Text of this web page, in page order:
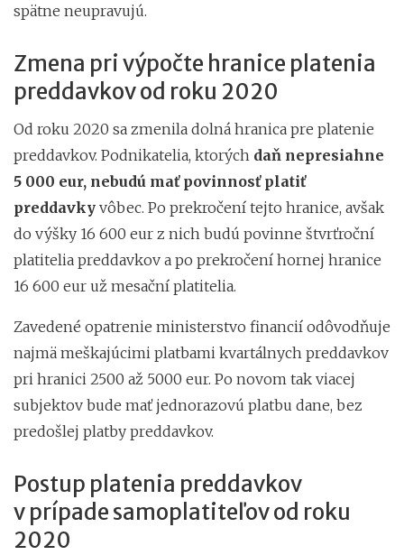
spätne neupravujú.
Zmena pri výpočte hranice platenia
preddavkov od roku 2020
Od roku 2020 sa zmenila dolná hranica pre platenie
preddavkov. Podnikatelia, ktorých daň nepresiahne
5 000 eur, nebudú mať povinnosť platiť
preddavky vôbec. Po prekročení tejto hranice, avšak
do výšky 16 600 eur z nich budú povinne štvrťroční
platitelia preddavkov a po prekročení hornej hranice
16 600 eur už mesační platitelia.
Zavedené opatrenie ministerstvo financií odôvodňuje
najmä meškajúcimi platbami kvartálnych preddavkov
pri hranici 2500 až 5000 eur. Po novom tak viacej
subjektov bude mať jednorazovú platbu dane, bez
predošlej platby preddavkov.
Postup platenia preddavkov
v prípade samoplatiteľov od roku
2020